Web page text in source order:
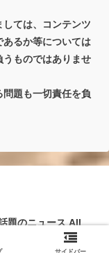
ては、コンテンツ
るか等については
ものではありませ
題も一切責任を負
題のニュース All
サイドバー